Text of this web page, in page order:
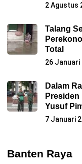
2 Agustus
Talang
Total
26 Januari
Dalam
Presiden
Yusuf
7 Januari
Banten Raya